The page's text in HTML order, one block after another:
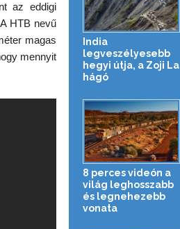
az eddigi
HTB nevű
magas
mennyit
India
legveszélyesebb
hegyi útja, a Zoji La
hágó
8 perces videón a
világ leghosszabb
és legnehezebb
vonata